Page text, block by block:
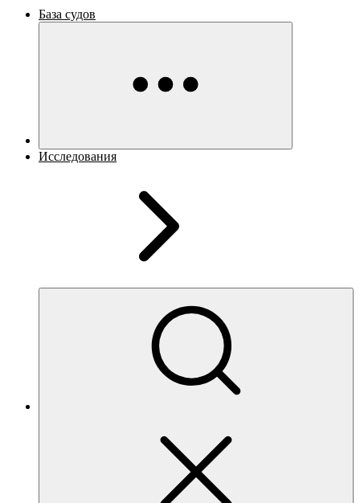
База судов
Исследования